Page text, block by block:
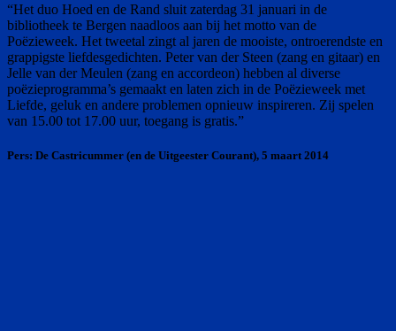
“Het duo Hoed en de Rand sluit zaterdag 31 januari in de
bibliotheek te Bergen naadloos aan bij het motto van de
Poëzieweek. Het tweetal zingt al jaren de mooiste, ontroerendste en
grappigste liefdesgedichten. Peter van der Steen (zang en gitaar) en
Jelle van der Meulen (zang en accordeon) hebben al diverse
poëzieprogramma’s gemaakt en laten zich in de Poëzieweek met
Liefde, geluk en andere problemen opnieuw inspireren. Zij spelen
van 15.00 tot 17.00 uur, toegang is gratis.”
Pers: De Castricummer (en de Uitgeester Courant), 5 maart 2014